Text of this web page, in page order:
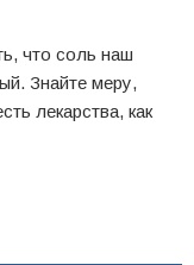
что соль наш
Знайте меру,
лекарства, как